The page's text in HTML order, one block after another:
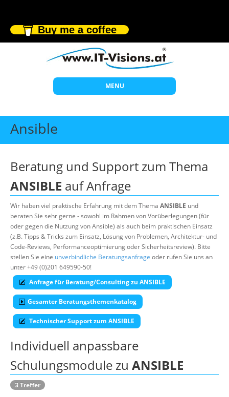
Buy me a coffee
MENU
Start
Individuelle Schulungen
Offene Seminare
Wissen
Über uns
Suche
Ansible
Beratung und Support zum Thema
ANSIBLE auf Anfrage
Wir haben viel praktische Erfahrung mit dem Thema ANSIBLE und
beraten Sie sehr gerne - sowohl im Rahmen von Vorüberlegungen (für
oder gegen die Nutzung von Ansible) als auch beim praktischen Einsatz
(z.B. Tipps & Tricks zum Einsatz, Lösung von Problemen, Architektur- und
Code-Reviews, Performanceoptimierung oder Sicherheitsreview). Bitte
stellen Sie eine unverbindliche Beratungsanfrage oder rufen Sie uns an
unter +49 (0)201 649590-50!
Anfrage für Beratung/Consulting zu ANSIBLE
Gesamter Beratungsthemenkatalog
Technischer Support zum ANSIBLE
Individuell anpassbare
Schulungsmodule zu ANSIBLE
3 Treffer